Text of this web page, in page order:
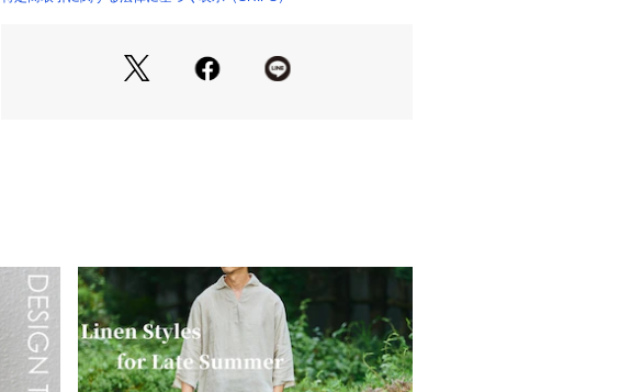
落ちワタをブレンドしたコットン天竺を使用。
合わせるだけでスタイリングが完成。
デニムやワイドパンツ、Iラインスカートなど幅広いボト
ムと相性良く着こなしていただけます。
■お問い合わせ品番：312-34-0201